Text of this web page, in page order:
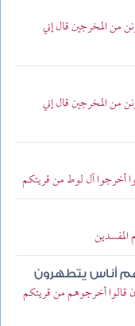
من المخرجين قال إني
من المخرجين قال إني
أخرجوا آل لوط من قريتكم
أناس يتطهرون
قالوا أخرجوهم من قريتكم